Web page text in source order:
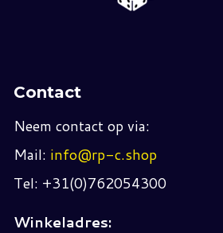
Contact
Neem contact op via:
Mail: info@rp-c.shop
Tel: +31(0)762054300
Winkeladres: